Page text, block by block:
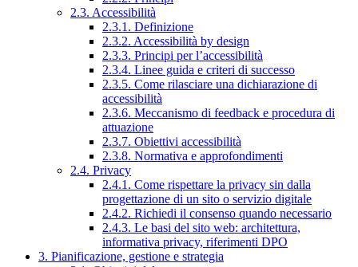
2.3. Accessibilità
2.3.1. Definizione
2.3.2. Accessibilità by design
2.3.3. Principi per l’accessibilità
2.3.4. Linee guida e criteri di successo
2.3.5. Come rilasciare una dichiarazione di
accessibilità
2.3.6. Meccanismo di feedback e procedura di
attuazione
2.3.7. Obiettivi accessibilità
2.3.8. Normativa e approfondimenti
2.4. Privacy
2.4.1. Come rispettare la privacy sin dalla
progettazione di un sito o servizio digitale
2.4.2. Richiedi il consenso quando necessario
2.4.3. Le basi del sito web: architettura,
informativa privacy, riferimenti DPO
3. Pianificazione, gestione e strategia